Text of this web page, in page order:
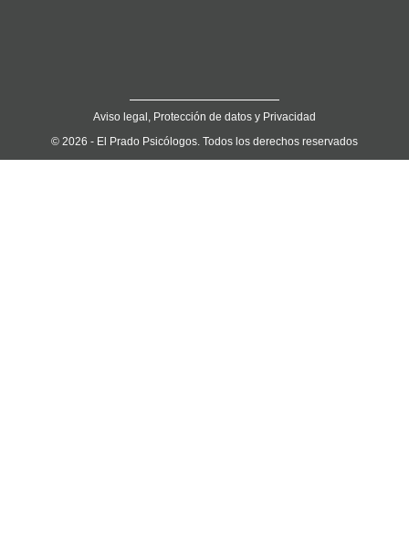
Aviso legal, Protección de datos y Privacidad
© 2026 - El Prado Psicólogos. Todos los derechos reservados